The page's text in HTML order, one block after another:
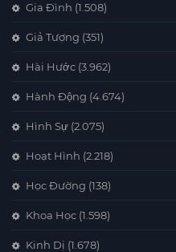
Gia Đình (1.508)
Giả Tượng (351)
Hài Hước (3.962)
Hành Động (4.674)
Hình Sự (2.075)
Hoạt Hình (2.218)
Học Đường (138)
Khoa Học (1.598)
Kinh Dị (1.678)